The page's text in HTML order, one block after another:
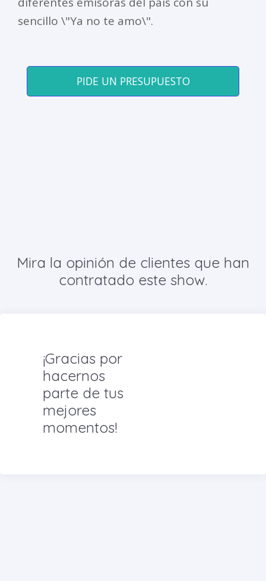
sencillo \"Ya no te amo\".
PIDE UN PRESUPUESTO
Mira la opinión de clientes que han
contratado este show.
¡Gracias por
hacernos
parte de tus
mejores
momentos!